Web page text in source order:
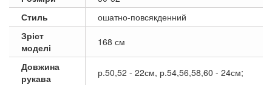
Стиль
ошатно-повсякденний
Зріст
моделі
168 см
Довжина
рукава
р.50,52 - 22см, р.54,56,58,60 - 24см;